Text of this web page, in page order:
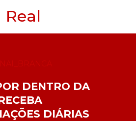
DENTRO DA
DIÁRIAS